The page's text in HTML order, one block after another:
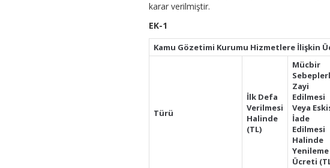
karar verilmiştir.
EK-1
Kamu Gözetimi Kurumu Hizmetlere İlişkin
Türü
İlk Defa
Verilmesi
Halinde
(TL)
Mücbir
Zayi
Edilmesi
Veya
İade
Edilmesi
Halinde
Yenileme
Ücreti